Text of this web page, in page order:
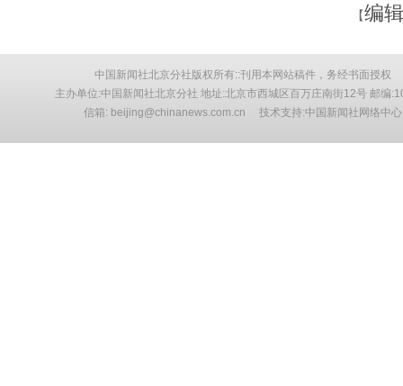
【编
中国新闻社北京分社版权所有::刊用本网站稿件，务经书面授权
主办单位:中国新闻社北京分社 地址:北京市西城区百万庄南街12号 邮编
信箱: beijing@chinanews.com.cn 技术支持:中国新闻社网络中心